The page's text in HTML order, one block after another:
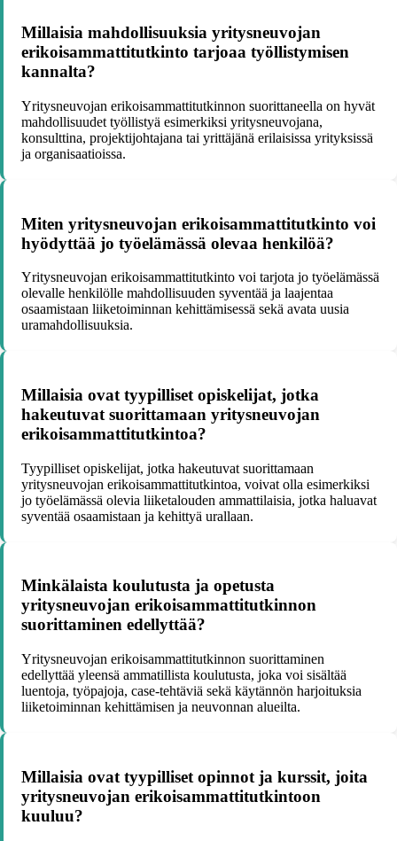
Millaisia mahdollisuuksia yritysneuvojan
erikoisammattitutkinto tarjoaa työllistymisen
kannalta?
Yritysneuvojan erikoisammattitutkinnon suorittaneella on hyvät
mahdollisuudet työllistyä esimerkiksi yritysneuvojana,
konsulttina, projektijohtajana tai yrittäjänä erilaisissa yrityksissä
ja organisaatioissa.
Miten yritysneuvojan erikoisammattitutkinto voi
hyödyttää jo työelämässä olevaa henkilöä?
Yritysneuvojan erikoisammattitutkinto voi tarjota jo työelämässä
olevalle henkilölle mahdollisuuden syventää ja laajentaa
osaamistaan liiketoiminnan kehittämisessä sekä avata uusia
uramahdollisuuksia.
Millaisia ovat tyypilliset opiskelijat, jotka
hakeutuvat suorittamaan yritysneuvojan
erikoisammattitutkintoa?
Tyypilliset opiskelijat, jotka hakeutuvat suorittamaan
yritysneuvojan erikoisammattitutkintoa, voivat olla esimerkiksi
jo työelämässä olevia liiketalouden ammattilaisia, jotka haluavat
syventää osaamistaan ja kehittyä urallaan.
Minkälaista koulutusta ja opetusta
yritysneuvojan erikoisammattitutkinnon
suorittaminen edellyttää?
Yritysneuvojan erikoisammattitutkinnon suorittaminen
edellyttää yleensä ammatillista koulutusta, joka voi sisältää
luentoja, työpajoja, case-tehtäviä sekä käytännön harjoituksia
liiketoiminnan kehittämisen ja neuvonnan alueilta.
Millaisia ovat tyypilliset opinnot ja kurssit, joita
yritysneuvojan erikoisammattitutkintoon
kuuluu?